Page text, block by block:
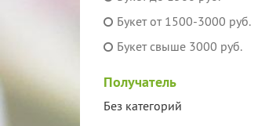
Букет от 1500-3000 руб.
Букет свыше 3000 руб.
Получатель
Без категорий